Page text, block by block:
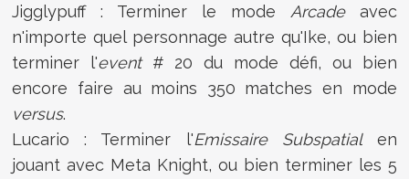
Jigglypuff : Terminer le mode Arcadeavec
n'importe quel personnage autre qu'Ike, ou bien
terminer l'event# 20 du mode défi, ou bien
encore faire au moins 350 matches en mode
versus.
Lucario : Terminer l'Emissaire Subspatialen
jouant avec Meta Knight, ou bien terminer les 5